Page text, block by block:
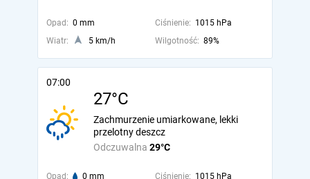
Opad: 0 mm Ciśnienie: 1015 hPa
Wiatr:
5 km/h Wilgotność: 89%
07:00
27°C
Odczuwalna 29°C
Zachmurzenie umiarkowane, lekki
przelotny deszcz
Opad: 0 mm Ciśnienie: 1015 hPa